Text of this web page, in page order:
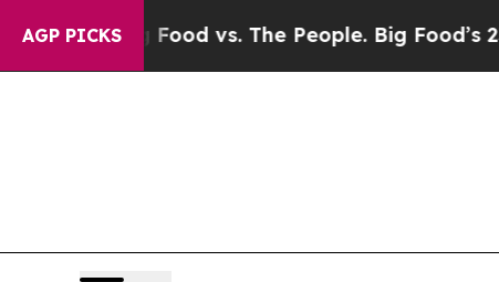
AGP PICKS
Big Food vs. The People. Big Food’s 239